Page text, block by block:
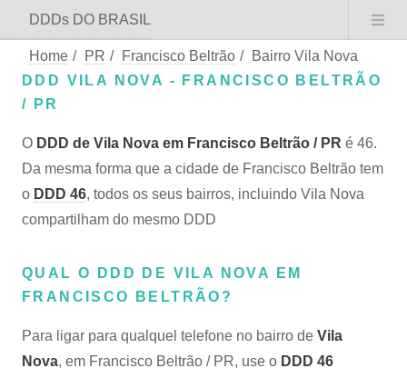
DDDs DO BRASIL
Home / PR / Francisco Beltrão /
Bairro Vila Nova
DDD VILA NOVA - FRANCISCO BELTRÃO
/ PR
O DDD de Vila Nova em Francisco Beltrão / PR é 46.
Da mesma forma que a cidade de Francisco Beltrão tem
o DDD 46, todos os seus bairros, incluindo Vila Nova
compartilham do mesmo DDD
QUAL O DDD DE VILA NOVA EM
FRANCISCO BELTRÃO?
Para ligar para qualquel telefone no bairro de Vila
Nova, em Francisco Beltrão / PR, use o DDD 46